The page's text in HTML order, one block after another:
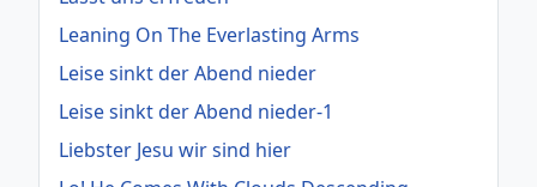
Leaning On The Everlasting Arms
Leise sinkt der Abend nieder
Leise sinkt der Abend nieder-1
Liebster Jesu wir sind hier